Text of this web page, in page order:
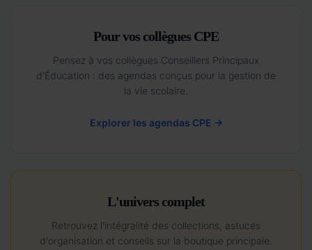
Pour vos collègues CPE
Pensez à vos collègues Conseillers Principaux
d'Éducation : des agendas conçus pour la gestion de
la vie scolaire.
Explorer les agendas CPE →
L'univers complet
Retrouvez l'intégralité des collections, astuces
d'organisation et conseils sur la boutique principale.